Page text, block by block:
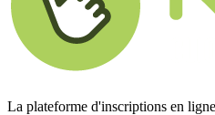
La plateforme d'inscriptions en